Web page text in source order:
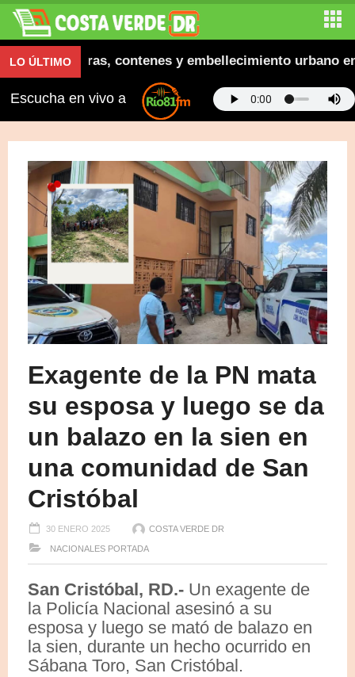
LO ÚLTIMOaceras, contenes y embellecimiento urbano en
Escucha en vivo a
Exagente de la PN mata
su esposa y luego se da
un balazo en la sien en
una comunidad de San
Cristóbal
30 ENERO 2025 COSTA VERDE DR
NACIONALES PORTADA
San Cristóbal, RD.- Un exagente de
la Policía Nacional asesinó a su
esposa y luego se mató de balazo en
la sien, durante un hecho ocurrido en
Sábana Toro, San Cristóbal.